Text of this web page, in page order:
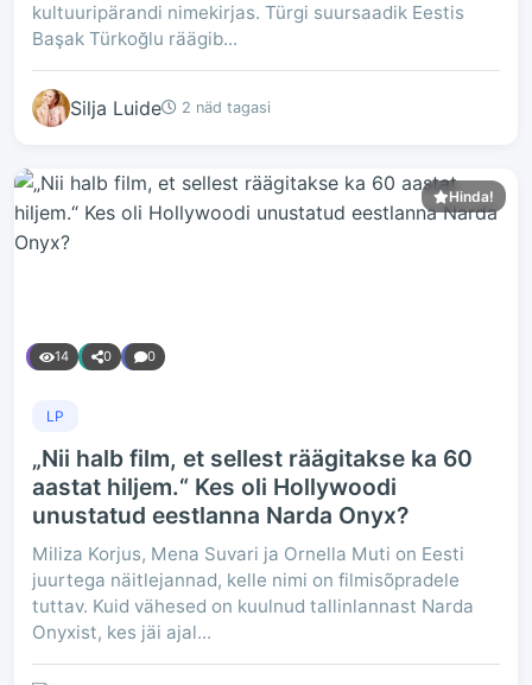
kultuuripärandi nimekirjas. Türgi suursaadik Eestis
Başak Türkoğlu räägib...
Silja Luide 2 näd tagasi
Hinda!
14 0 0
LP
„Nii halb film, et sellest räägitakse ka 60
aastat hiljem.“ Kes oli Hollywoodi
unustatud eestlanna Narda Onyx?
Miliza Korjus, Mena Suvari ja Ornella Muti on Eesti
juurtega näitlejannad, kelle nimi on filmisõpradele
tuttav. Kuid vähesed on kuulnud tallinlannast Narda
Onyxist, kes jäi ajal...